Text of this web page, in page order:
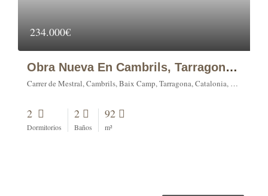
234.000€
Obra Nueva En Cambrils, Tarragona, 2 Dormitorios.
Carrer de Mestral, Cambrils, Baix Camp, Tarragona, Catalonia, 43850, Spain
2
Dormitorios
2
Baños
92
m²